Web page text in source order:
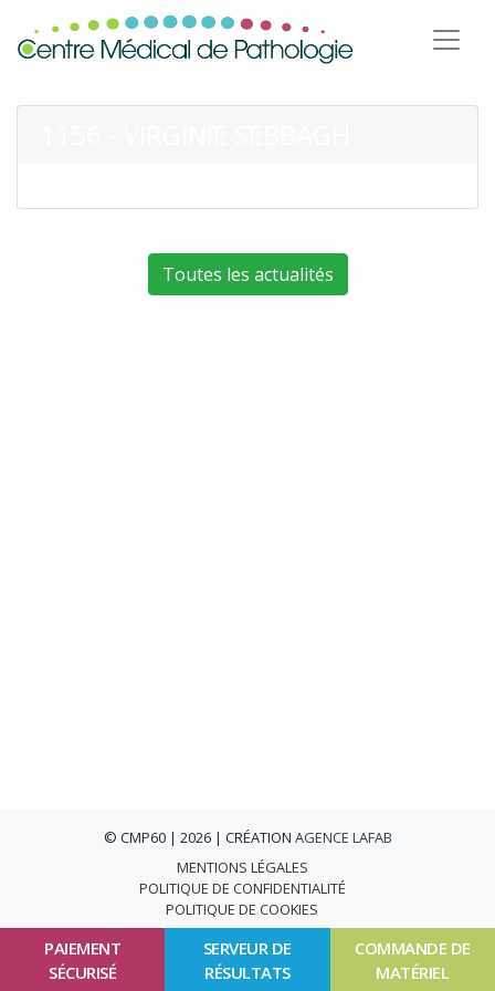
PAIEMENT
SÉCURISÉ
SERVEUR DE
RÉSULTATS
COMMANDE DE
MATÉRIEL
Toutes les actualités
© CMP60 | 2026 | CRÉATION AGENCE LAFAB
MENTIONS LÉGALES
POLITIQUE DE CONFIDENTIALITÉ
POLITIQUE DE COOKIES